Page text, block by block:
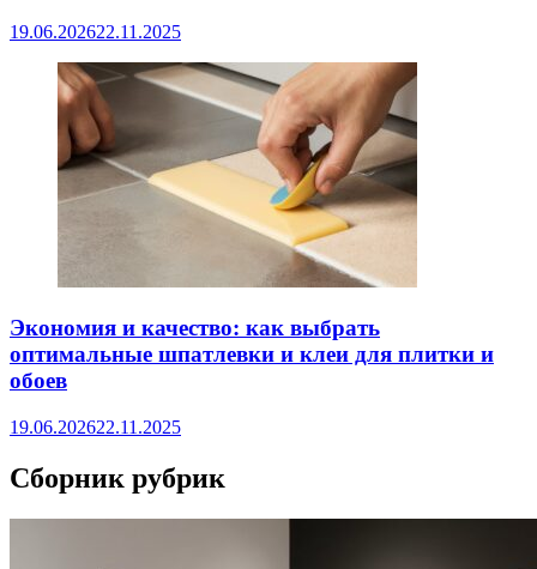
19.06.202622.11.2025
Экономия и качество: как выбрать
оптимальные шпатлевки и клеи для плитки и
обоев
19.06.202622.11.2025
Сборник рубрик